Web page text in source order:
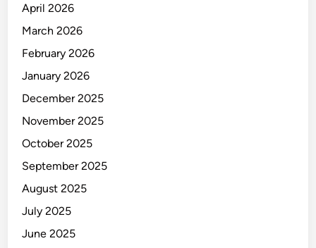
a
y
a
j
a
a
D
i
b
a
n
April 2026
March 2026
February 2026
January 2026
December 2025
November 2025
October 2025
September 2025
August 2025
July 2025
June 2025